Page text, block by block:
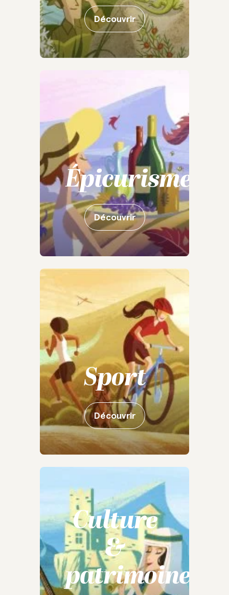
Découvrir
Épicurisme
Découvrir
Sport
Découvrir
Culture
&
patrimoine